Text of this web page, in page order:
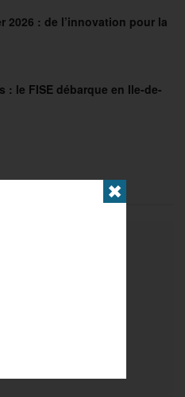
2026 : de l’innovation pour la
: le FISE débarque en Ile-de-
✖